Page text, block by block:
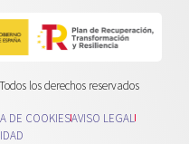
los derechos reservados
DE COOKIESAVISO LEGAL